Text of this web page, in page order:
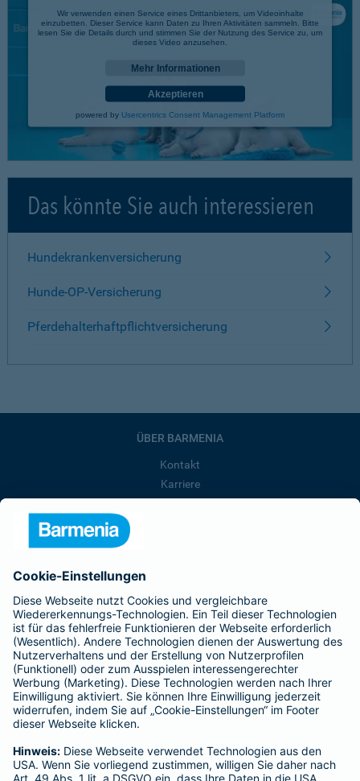
Wir verwenden einen Service eines Drittanbieters, um Videoinhalte
einzubetten. Dieser Service kann Daten zu Ihren Aktivitäten sammeln. Bitte
lesen Sie die Details durch und stimmen Sie der Nutzung des Service zu, um
dieses Video anzusehen.
Mehr Informationen
Akzeptieren
powered by Usercentrics Consent Management Platform
Das könnte Sie auch interessieren
Hundekrankenversicherung
Hunde-OP-Versicherung
Pferdehalterhaftpflichtversicherung
ÜBER BARMENIA
Kontakt
Karriere
Barmenia ist Teil der BarmeniaGothaer
BELIEBTE SEITEN
Kranken-Zusatzversicherung
Tierversicherungen
Haftpflichtversicherung
Hausratversicherung
Adresse ändern